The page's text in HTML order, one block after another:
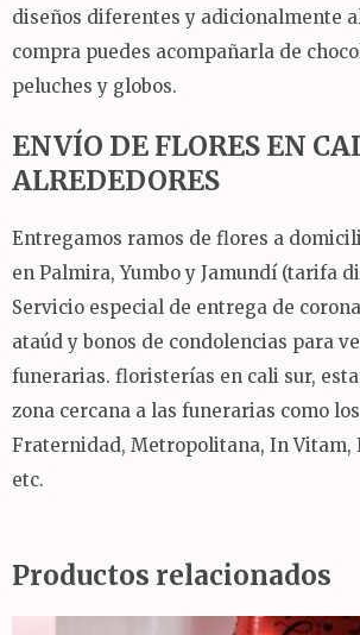
diseños diferentes y adicionalmente
compra puedes acompañarla de
peluches y globos.
ENVÍO DE FLORES EN
ALREDEDORES
Entregamos ramos de flores a
en Palmira, Yumbo y Jamundí (tarifa
Servicio especial de entrega de
ataúd y bonos de condolencias para
funerarias. floristerías en cali sur,
zona cercana a las funerarias como
Fraternidad, Metropolitana, In Vitam,
etc.
Productos relacionados